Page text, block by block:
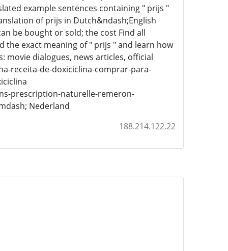
example sentences containing " prijs "
of prijs in Dutch&ndash;English
be bought or sold; the cost Find all
the exact meaning of " prijs " and learn how
movie dialogues, news articles, official
receita-de-doxiciclina-comprar-para-
prescription-naturelle-remeron-
Nederland
188.214.122.22